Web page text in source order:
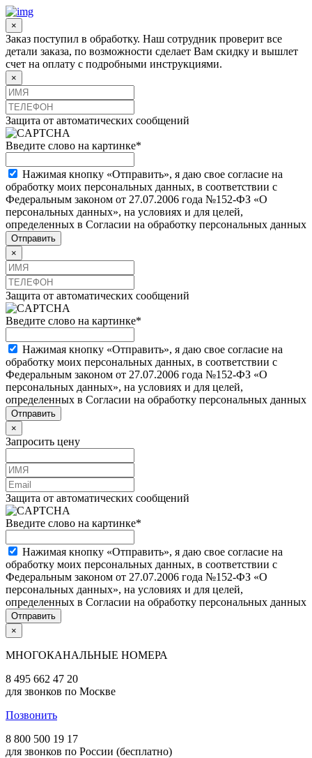
×
Заказ поступил в обработку. Наш сотрудник проверит все
детали заказа, по возможности сделает Вам скидку и вышлет
счет на оплату с подробными инструкциями.
×
Защита от автоматических сообщений
Введите слово на картинке*
Нажимая кнопку «Отправить», я даю свое согласие на
обработку моих персональных данных, в соответствии с
Федеральным законом от 27.07.2006 года №152-ФЗ «О
персональных данных», на условиях и для целей,
определенных в Согласии на обработку персональных данных
×
Защита от автоматических сообщений
Введите слово на картинке*
Нажимая кнопку «Отправить», я даю свое согласие на
обработку моих персональных данных, в соответствии с
Федеральным законом от 27.07.2006 года №152-ФЗ «О
персональных данных», на условиях и для целей,
определенных в Согласии на обработку персональных данных
×
Запросить цену
Защита от автоматических сообщений
Введите слово на картинке*
Нажимая кнопку «Отправить», я даю свое согласие на
обработку моих персональных данных, в соответствии с
Федеральным законом от 27.07.2006 года №152-ФЗ «О
персональных данных», на условиях и для целей,
определенных в Согласии на обработку персональных данных
×
МНОГОКАНАЛЬНЫЕ НОМЕРА
8 495 662 47 20
для звонков по Москве
Позвонить
8 800 500 19 17
для звонков по России (бесплатно)